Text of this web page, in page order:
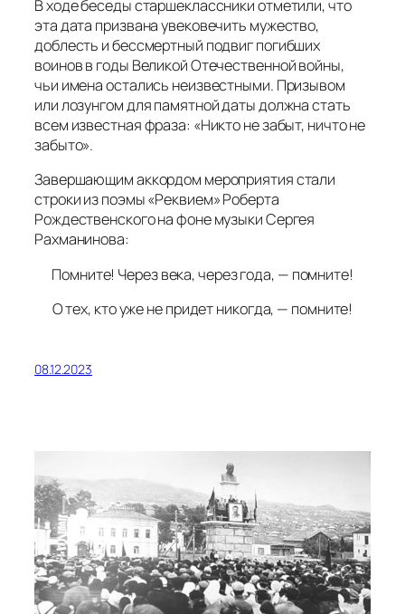
В ходе беседы старшеклассники отметили, что
эта дата призвана увековечить мужество,
доблесть и бессмертный подвиг погибших
воинов в годы Великой Отечественной войны,
чьи имена остались неизвестными. Призывом
или лозунгом для памятной даты должна стать
всем известная фраза: «Никто не забыт, ничто не
забыто».
Завершающим аккордом мероприятия стали
строки из поэмы «Реквием» Роберта
Рождественского на фоне музыки Сергея
Рахманинова:
Помните! Через века, через года, — помните!
О тех, кто уже не придет никогда, — помните!
08.12.2023